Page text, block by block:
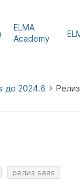
ELMA
Academy
до 2024.6
релиз saas